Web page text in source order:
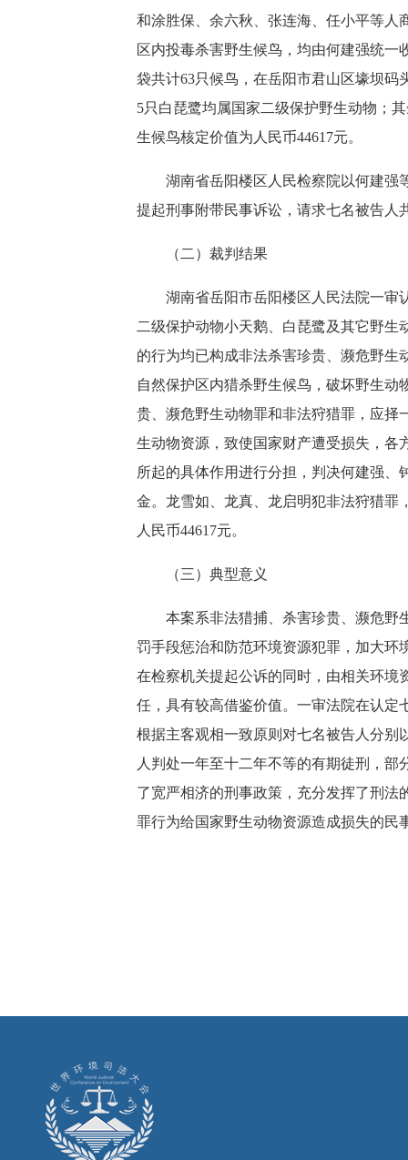
和涂胜保、余六秋、张连海、任小平等人
区内投毒杀害野生候鸟，均由何建强统一
袋共计63只候鸟，在岳阳市君山区壕坝码
5只白琵鹭均属国家二级保护野生动物；
生候鸟核定价值为人民币44617元。
湖南省岳阳楼区人民检察院以何建强等
提起刑事附带民事诉讼，请求七名被告人
（二）裁判结果
湖南省岳阳市岳阳楼区人民法院一审认
二级保护动物小天鹅、白琵鹭及其它野
的行为均已构成非法杀害珍贵、濒危野
自然保护区内猎杀野生候鸟，破坏野生
贵、濒危野生动物罪和非法狩猎罪，应择
生动物资源，致使国家财产遭受损失，各
所起的具体作用进行分担，判决何建强
金。龙雪如、龙真、龙启明犯非法狩猎罪
人民币44617元。
（三）典型意义
本案系非法猎捕、杀害珍贵、濒危野生
罚手段惩治和防范环境资源犯罪，加大环
在检察机关提起公诉的同时，由相关环境
任，具有较高借鉴价值。一审法院在认定
根据主客观相一致原则对七名被告人分别
人判处一年至十二年不等的有期徒刑，
了宽严相济的刑事政策，充分发挥了刑
罪行为给国家野生动物资源造成损失的民